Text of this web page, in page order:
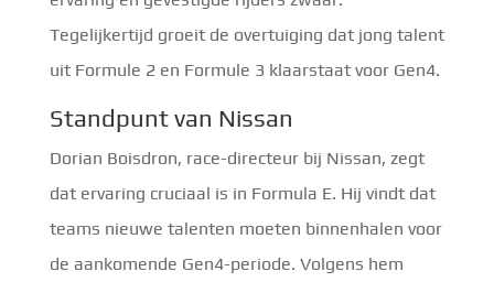
Tegelijkertijd groeit de overtuiging dat jong talent
uit Formule 2 en Formule 3 klaarstaat voor Gen4.
Standpunt van Nissan
Dorian Boisdron, race-directeur bij Nissan, zegt
dat ervaring cruciaal is in Formula E. Hij vindt dat
teams nieuwe talenten moeten binnenhalen voor
de aankomende Gen4-periode. Volgens hem